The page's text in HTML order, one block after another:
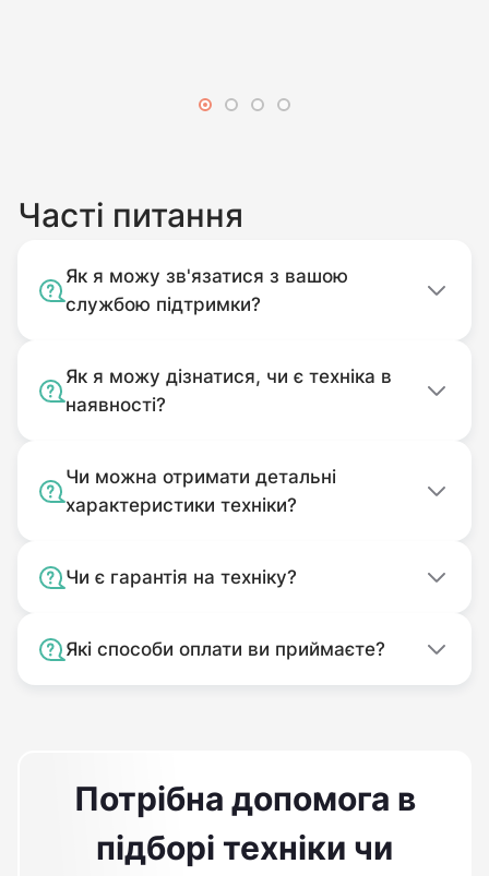
Часті питання
Як я можу зв'язатися з вашою
службою підтримки?
Як я можу дізнатися, чи є техніка в
наявності?
Чи можна отримати детальні
характеристики техніки?
Чи є гарантія на техніку?
Які способи оплати ви приймаєте?
Потрібна допомога в
підборі техніки чи